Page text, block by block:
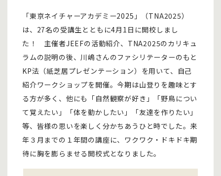
「東京ネイチャーアカデミー2025」（TNA2025）
は、27名の受講生とともに4月1日に開校しまし
た！ 主催者JEEFの活動紹介、TNA2025のカリキュ
ラムの説明の後、川嶋さんのファシリテーターのもと
KP法（紙芝居プレゼンテーション）を用いて、自己
紹介ワークショップを開催。今期は山登りを趣味とす
る方が多く、他にも「自然観察が好き」「野鳥につい
て覚えたい」「体を動かしたい」「友達を作りたい」
等、皆様の思いを楽しく分かちあうひと時でした。来
年３月までの１年間の講座に、ワクワク・ドキドキ期
待に胸を膨らませる開校式となりました。